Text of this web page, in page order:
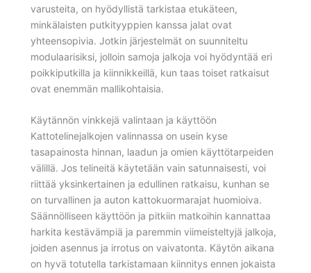
varusteita, on hyödyllistä tarkistaa etukäteen,
minkälaisten putkityyppien kanssa jalat ovat
yhteensopivia. Jotkin järjestelmät on suunniteltu
modulaarisiksi, jolloin samoja jalkoja voi hyödyntää eri
poikkiputkilla ja kiinnikkeillä, kun taas toiset ratkaisut
ovat enemmän mallikohtaisia.
Käytännön vinkkejä valintaan ja käyttöön
Kattotelinejalkojen valinnassa on usein kyse
tasapainosta hinnan, laadun ja omien käyttötarpeiden
välillä. Jos telineitä käytetään vain satunnaisesti, voi
riittää yksinkertainen ja edullinen ratkaisu, kunhan se
on turvallinen ja auton kattokuormarajat huomioiva.
Säännölliseen käyttöön ja pitkiin matkoihin kannattaa
harkita kestävämpiä ja paremmin viimeisteltyjä jalkoja,
joiden asennus ja irrotus on vaivatonta. Käytön aikana
on hyvä totutella tarkistamaan kiinnitys ennen jokaista